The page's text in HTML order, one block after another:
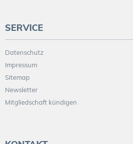
SERVICE
Datenschutz
Impressum
Sitemap
Newsletter
Mitgliedschaft kündigen